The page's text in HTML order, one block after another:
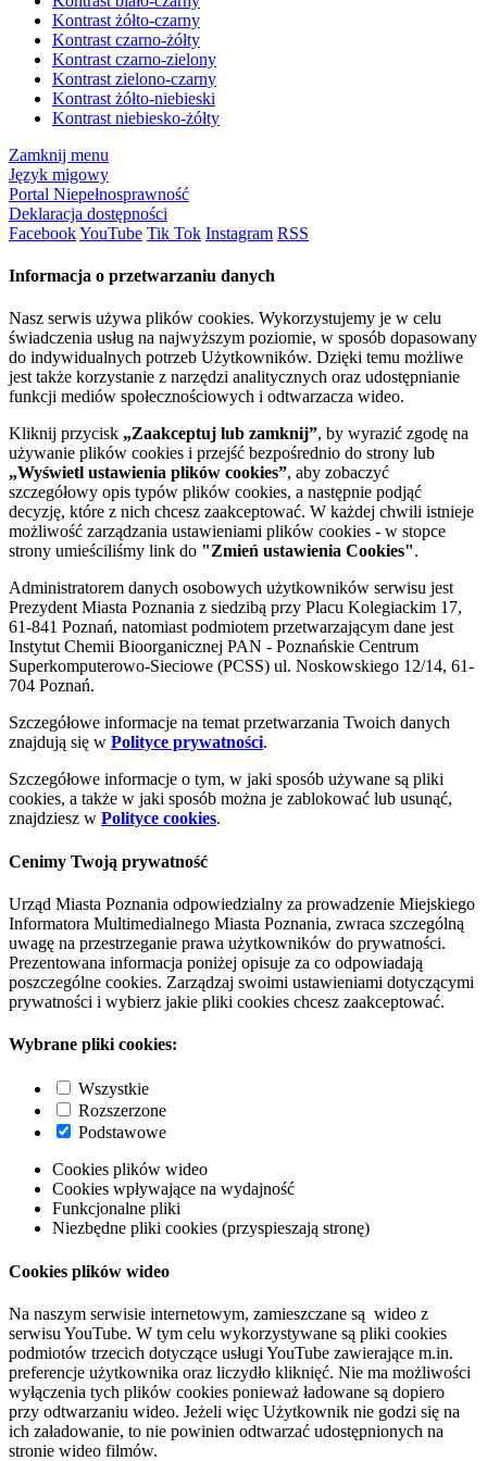
Kontrast żółto-czarny
Kontrast czarno-żółty
Kontrast czarno-zielony
Kontrast zielono-czarny
Kontrast żółto-niebieski
Kontrast niebiesko-żółty
Zamknij menu
Język migowy
Portal Niepełnosprawność
Deklaracja dostępności
FacebookYouTube Tik Tok Instagram RSS
Informacja o przetwarzaniu danych
Nasz serwis używa plików cookies. Wykorzystujemy je w celu
świadczenia usług na najwyższym poziomie, w sposób dopasowany
do indywidualnych potrzeb Użytkowników. Dzięki temu możliwe
jest także korzystanie z narzędzi analitycznych oraz udostępnianie
funkcji mediów społecznościowych i odtwarzacza wideo.
Kliknij przycisk „Zaakceptuj lub zamknij”, by wyrazić zgodę na
używanie plików cookies i przejść bezpośrednio do strony lub
„Wyświetl ustawienia plików cookies”, aby zobaczyć
szczegółowy opis typów plików cookies, a następnie podjąć
decyzję, które z nich chcesz zaakceptować. W każdej chwili istnieje
możliwość zarządzania ustawieniami plików cookies - w stopce
strony umieściliśmy link do "Zmień ustawienia Cookies".
Administratorem danych osobowych użytkowników serwisu jest
Prezydent Miasta Poznania z siedzibą przy Placu Kolegiackim 17,
61-841 Poznań, natomiast podmiotem przetwarzającym dane jest
Instytut Chemii Bioorganicznej PAN - Poznańskie Centrum
Superkomputerowo-Sieciowe (PCSS) ul. Noskowskiego 12/14, 61-
704 Poznań.
Szczegółowe informacje na temat przetwarzania Twoich danych
znajdują się w Polityce prywatności.
Szczegółowe informacje o tym, w jaki sposób używane są pliki
cookies, a także w jaki sposób można je zablokować lub usunąć,
znajdziesz w Polityce cookies.
Cenimy Twoją prywatność
Urząd Miasta Poznania odpowiedzialny za prowadzenie Miejskiego
Informatora Multimedialnego Miasta Poznania, zwraca szczególną
uwagę na przestrzeganie prawa użytkowników do prywatności.
Prezentowana informacja poniżej opisuje za co odpowiadają
poszczególne cookies. Zarządzaj swoimi ustawieniami dotyczącymi
prywatności i wybierz jakie pliki cookies chcesz zaakceptować.
Wybrane pliki cookies:
Wszystkie
Rozszerzone
Podstawowe
Cookies plików wideo
Cookies wpływające na wydajność
Funkcjonalne pliki
Niezbędne pliki cookies (przyspieszają stronę)
Cookies plików wideo
Na naszym serwisie internetowym, zamieszczane są wideo z
serwisu YouTube. W tym celu wykorzystywane są pliki cookies
podmiotów trzecich dotyczące usługi YouTube zawierające m.in.
preferencje użytkownika oraz liczydło kliknięć. Nie ma możliwości
wyłączenia tych plików cookies ponieważ ładowane są dopiero
przy odtwarzaniu wideo. Jeżeli więc Użytkownik nie godzi się na
ich załadowanie, to nie powinien odtwarzać udostępnionych na
stronie wideo filmów.